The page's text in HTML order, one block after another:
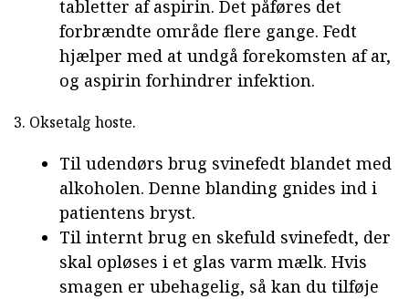
tabletter af aspirin. Det påføres det
forbrændte område flere gange. Fedt
hjælper med at undgå forekomsten af ar,
og aspirin forhindrer infektion.
3. Oksetalg hoste.
Til udendørs brug svinefedt blandet med
alkoholen. Denne blanding gnides ind i
patientens bryst.
Til internt brug en skefuld svinefedt, der
skal opløses i et glas varm mælk. Hvis
smagen er ubehagelig, så kan du tilføje